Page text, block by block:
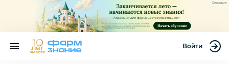
Реклама
Войти